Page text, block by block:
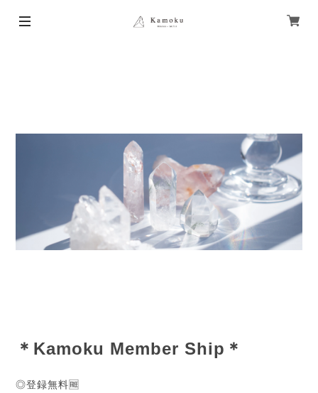
＊Kamoku Member Ship＊
◎登録無料🆓